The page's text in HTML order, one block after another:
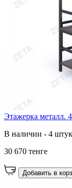
Этажерка металл.
В наличии - 4 штук
30 670 тенге
Добавить в